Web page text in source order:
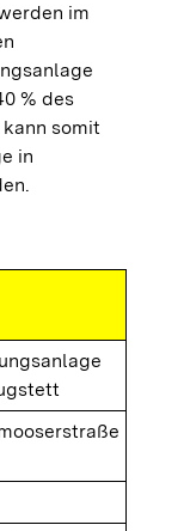
im
% des
somit
in